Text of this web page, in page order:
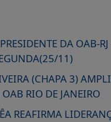
DA OAB-
11)
(CHAPA 3)
RIO DE JANEIRO
REAFIRMA